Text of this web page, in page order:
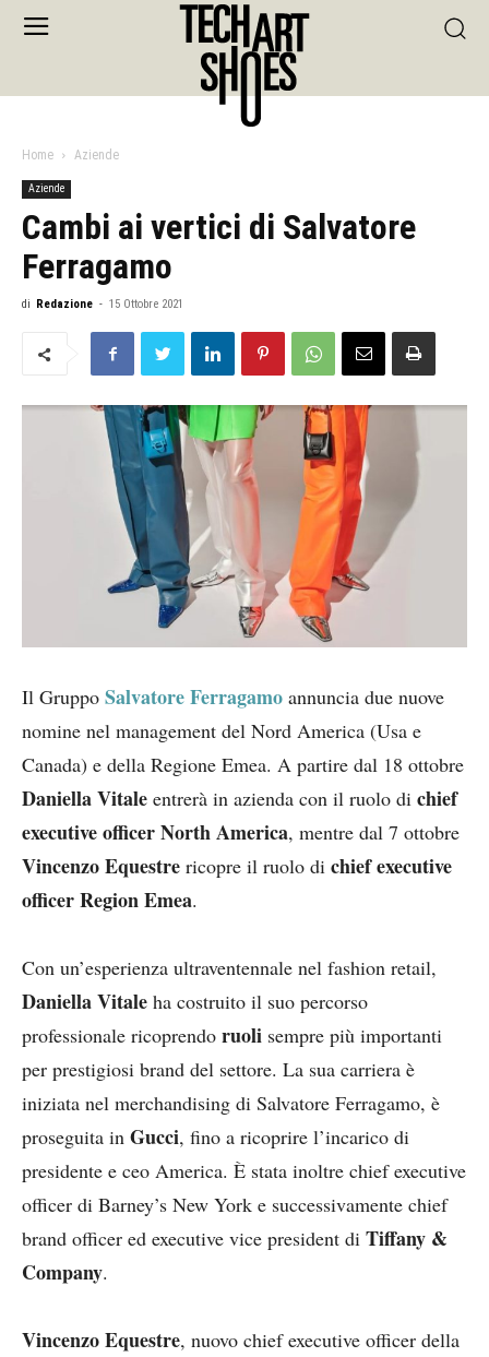
Home Aziende
Aziende
Cambi ai vertici di Salvatore
Ferragamo
di Redazione - 15 Ottobre 2021
Il Gruppo Salvatore Ferragamo annuncia due nuove
nomine nel management del Nord America (Usa e
Canada) e della Regione Emea. A partire dal 18 ottobre
Daniella Vitale entrerà in azienda con il ruolo di chief
executive officer North America, mentre dal 7 ottobre
Vincenzo Equestre ricopre il ruolo di chief executive
officer Region Emea.
Con un’esperienza ultraventennale nel fashion retail,
Daniella Vitale ha costruito il suo percorso
professionale ricoprendo ruoli sempre più importanti
per prestigiosi brand del settore. La sua carriera è
iniziata nel merchandising di Salvatore Ferragamo, è
proseguita in Gucci, fino a ricoprire l’incarico di
presidente e ceo America. È stata inoltre chief executive
officer di Barney’s New York e successivamente chief
brand officer ed executive vice president di Tiffany &
Company.
Vincenzo Equestre, nuovo chief executive officer della